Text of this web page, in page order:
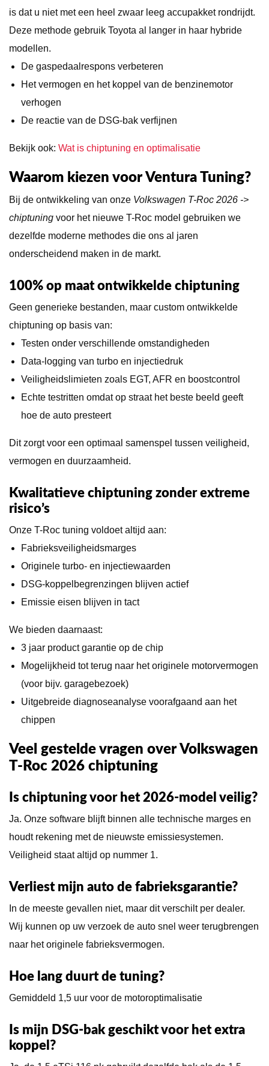
is dat u niet met een heel zwaar leeg accupakket rondrijdt.
Deze methode gebruik Toyota al langer in haar hybride
modellen.
De gaspedaalrespons verbeteren
Het vermogen en het koppel van de benzinemotor
verhogen
De reactie van de DSG-bak verfijnen
Bekijk ook: Wat is chiptuning en optimalisatie
Waarom kiezen voor Ventura Tuning?
Bij de ontwikkeling van onze Volkswagen T-Roc 2026 ->
chiptuning voor het nieuwe T-Roc model gebruiken we
dezelfde moderne methodes die ons al jaren
onderscheidend maken in de markt.
100% op maat ontwikkelde chiptuning
Geen generieke bestanden, maar custom ontwikkelde
chiptuning op basis van:
Testen onder verschillende omstandigheden
Data-logging van turbo en injectiedruk
Veiligheidslimieten zoals EGT, AFR en boostcontrol
Echte testritten omdat op straat het beste beeld geeft
hoe de auto presteert
Dit zorgt voor een optimaal samenspel tussen veiligheid,
vermogen en duurzaamheid.
Kwalitatieve chiptuning zonder extreme
risico’s
Onze T-Roc tuning voldoet altijd aan:
Fabrieksveiligheidsmarges
Originele turbo- en injectiewaarden
DSG-koppelbegrenzingen blijven actief
Emissie eisen blijven in tact
We bieden daarnaast:
3 jaar product garantie op de chip
Mogelijkheid tot terug naar het originele motorvermogen
(voor bijv. garagebezoek)
Uitgebreide diagnoseanalyse voorafgaand aan het
chippen
Veel gestelde vragen over Volkswagen
T-Roc 2026 chiptuning
Is chiptuning voor het 2026-model veilig?
Ja. Onze software blijft binnen alle technische marges en
houdt rekening met de nieuwste emissiesystemen.
Veiligheid staat altijd op nummer 1.
Verliest mijn auto de fabrieksgarantie?
In de meeste gevallen niet, maar dit verschilt per dealer.
Wij kunnen op uw verzoek de auto snel weer terugbrengen
naar het originele fabrieksvermogen.
Hoe lang duurt de tuning?
Gemiddeld 1,5 uur voor de motoroptimalisatie
Is mijn DSG-bak geschikt voor het extra
koppel?